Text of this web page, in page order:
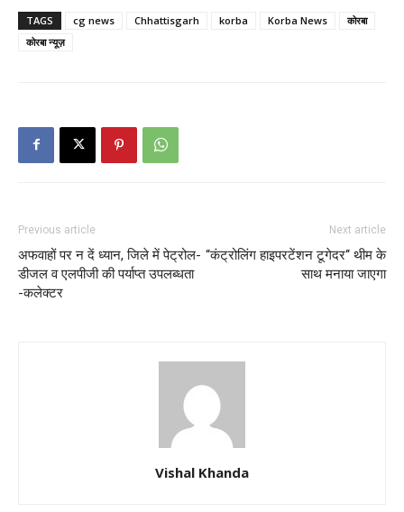
TAGS cg news Chhattisgarh korba Korba News
कोरबा
कोरबा न्यूज़
Previous article
अफवाहों पर न दें ध्यान, जिले में पेट्रोल-
डीजल व एलपीजी की पर्याप्त उपलब्धता
-कलेक्टर
Next article
“कंट्रोलिंग हाइपरटेंशन टूगेदर‘‘ थीम के
साथ मनाया जाएगा
Vishal Khanda